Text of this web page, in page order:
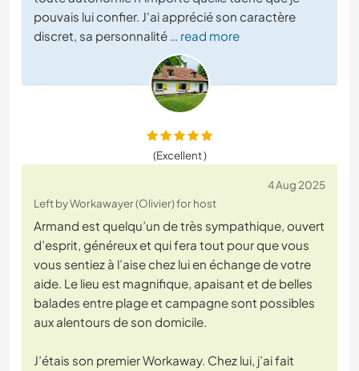
pouvais lui confier. J'ai apprécié son caractère
discret, sa personnalité … read more
(Excellent )
4 Aug 2025
Left by Workawayer (Olivier) for host
Armand est quelqu’un de très sympathique, ouvert
d’esprit, généreux et qui fera tout pour que vous
vous sentiez à l’aise chez lui en échange de votre
aide. Le lieu est magnifique, apaisant et de belles
balades entre plage et campagne sont possibles
aux alentours de son domicile.
J’étais son premier Workaway. Chez lui, j’ai fait